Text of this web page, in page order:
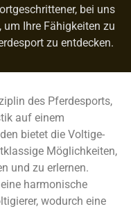
bei uns
Ihre Fähigkeiten zu
zu entdecken.
des Pferdesports,
auf einem
bietet die Voltige-
Möglichkeiten,
und zu erlernen.
harmonische
wodurch eine